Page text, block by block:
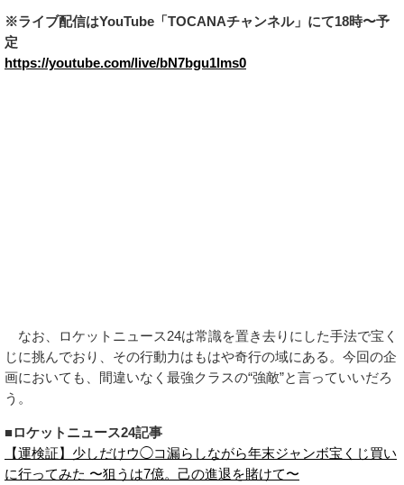
※ライブ配信はYouTube「TOCANAチャンネル」にて18時〜予
定
https://youtube.com/live/bN7bgu1lms0
なお、ロケットニュース24は常識を置き去りにした手法で宝く
じに挑んでおり、その行動力はもはや奇行の域にある。今回の企
画においても、間違いなく最強クラスの“強敵”と言っていいだろ
う。
■ロケットニュース24記事
【運検証】少しだけウ◯コ漏らしながら年末ジャンボ宝くじ買い
に行ってみた 〜狙うは7億。己の進退を賭けて〜